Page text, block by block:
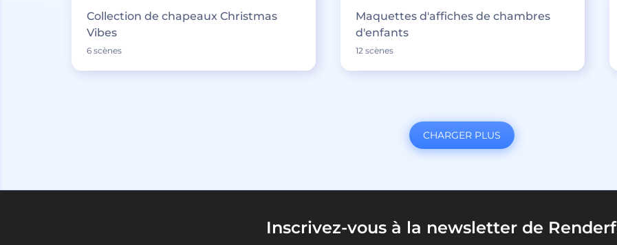
Collection de chapeaux Christmas
Vibes
6 scènes
Maquettes d'affiches de chambres
d'enfants
12 scènes
CHARGER PLUS
Inscrivez-vous à la newsletter de